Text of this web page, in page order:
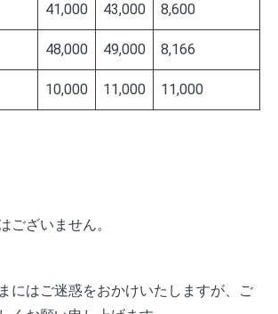
41,000 43,000 8,600
48,000 49,000 8,166
10,000 11,000 11,000
ございません。
にはご迷惑をおかけいたしますが、ご